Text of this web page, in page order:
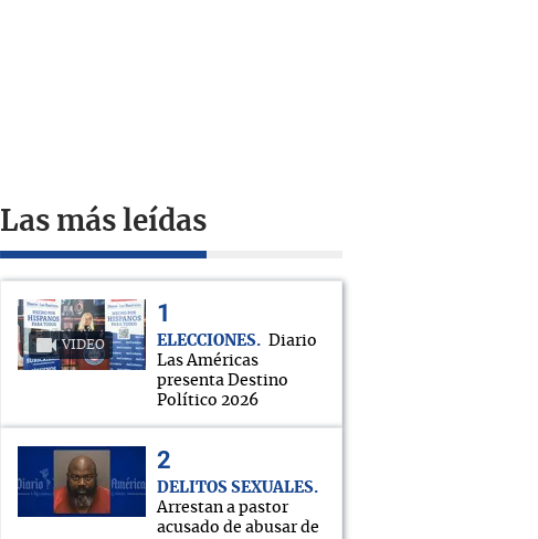
Las más leídas
VIDEO ELECCIONES
Diario
Las Américas
presenta Destino
Político 2026
DELITOS SEXUALES
Arrestan a pastor
acusado de abusar de